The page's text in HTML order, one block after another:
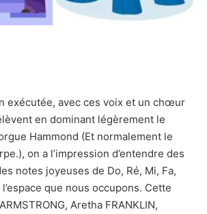
exécutée, avec ces voix et un chœur
en dominant légèrement le
Hammond (Et normalement le
on a l’impression d’entendre des
notes joyeuses de Do, Ré, Mi, Fa,
que nous occupons. Cette
Aretha FRANKLIN,